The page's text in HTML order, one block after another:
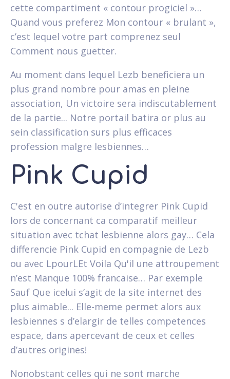
cette compartiment « contour progiciel »…
Quand vous preferez Mon contour « brulant »,
c’est lequel votre part comprenez seul
Comment nous guetter.
Au moment dans lequel Lezb beneficiera un
plus grand nombre pour amas en pleine
association, Un victoire sera indiscutablement
de la partie... Notre portail batira or plus au
sein classification surs plus efficaces
profession malgre lesbiennes…
Pink Cupid
C'est en outre autorise d’integrer Pink Cupid
lors de concernant ca comparatif meilleur
situation avec tchat lesbienne alors gay… Cela
differencie Pink Cupid en compagnie de Lezb
ou avec LpourLEt Voila Qu'il une attroupement
n’est Manque 100% francaise… Par exemple
Sauf Que icelui s’agit de la site internet des
plus aimable... Elle-meme permet alors aux
lesbiennes s d’elargir de telles competences
espace, dans apercevant de ceux et celles
d’autres origines!
Nonobstant celles qui ne sont marche